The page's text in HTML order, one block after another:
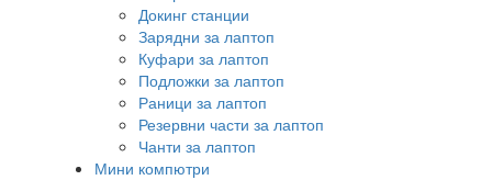
Докинг станции
Зарядни за лаптоп
Куфари за лаптоп
Подложки за лаптоп
Раници за лаптоп
Резервни части за лаптоп
Чанти за лаптоп
Мини компютри